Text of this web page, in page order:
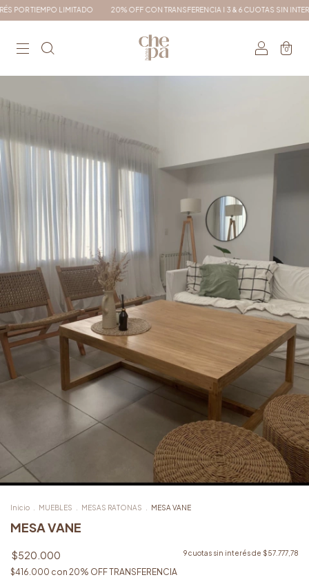
LIMITADO 20% OFF CON TRANSFERENCIA I 3 & 6 CUOTAS SIN INTERÉS
0
Inicio MUEBLES MESAS RATONAS MESA VANE
MESA VANE
$520.000 9cuotas sin interés de $57.777,78
$416.000 con 20% OFF TRANSFERENCIA